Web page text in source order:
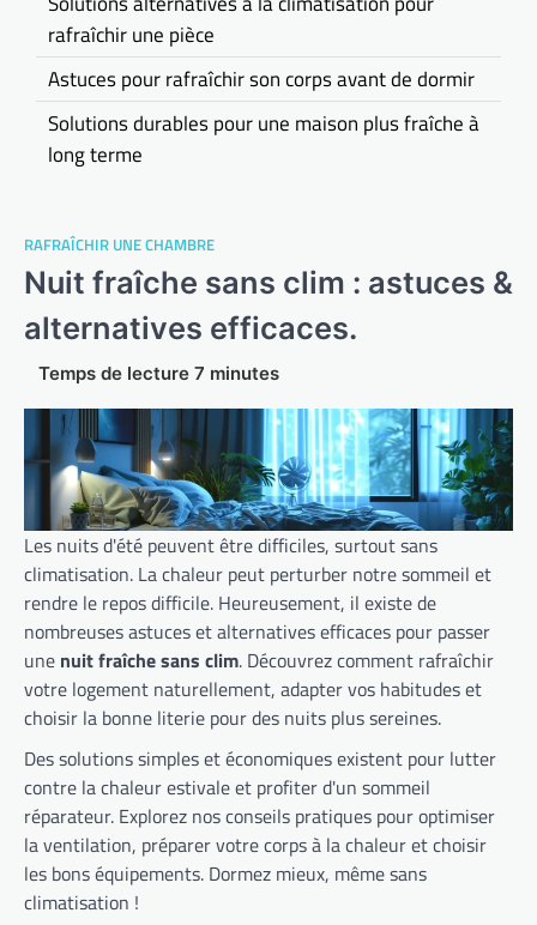
RAFRAÎCHIR UNE CHAMBRE
Nuit fraîche sans clim : astuces &
alternatives efficaces.
Les nuits d'été peuvent être difficiles, surtout sans
climatisation. La chaleur peut perturber notre sommeil et
rendre le repos difficile. Heureusement, il existe de
nombreuses astuces et alternatives efficaces pour passer
une nuit fraîche sans clim. Découvrez comment rafraîchir
votre logement naturellement, adapter vos habitudes et
choisir la bonne literie pour des nuits plus sereines.
Des solutions simples et économiques existent pour lutter
contre la chaleur estivale et profiter d'un sommeil
réparateur. Explorez nos conseils pratiques pour optimiser
la ventilation, préparer votre corps à la chaleur et choisir
les bons équipements. Dormez mieux, même sans
climatisation !
rafraîchir une pièce
Astuces pour rafraîchir son corps avant de dormir
Solutions durables pour une maison plus fraîche à
long terme